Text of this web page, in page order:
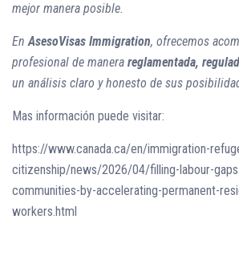
mejor manera posible.
EnAsesoVisas Immigration, ofrecemos
profesional de manera reglamentada,
un análisis claro y honesto de sus
Mas información puede visitar:
https://www.canada.ca/en/immigration-
citizenship/news/2026/04/filling-labour-
communities-by-accelerating-permanent-
workers.html